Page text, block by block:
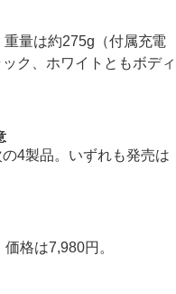
量は約275g（付属充電
ク、ホワイトともボディ
4製品。いずれも発売は
格は7,980円。